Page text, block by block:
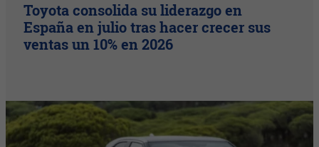
Toyota consolida su liderazgo en
España en julio tras hacer crecer sus
ventas un 10% en 2026